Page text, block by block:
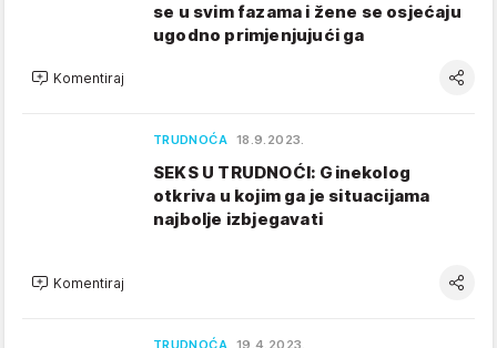
se u svim fazama i žene se osjećaju
ugodno primjenjujući ga
Komentiraj
TRUDNOĆA 18.9.2023.
SEKS U TRUDNOĆI: Ginekolog
otkriva u kojim ga je situacijama
najbolje izbjegavati
Komentiraj
TRUDNOĆA 19.4.2023.